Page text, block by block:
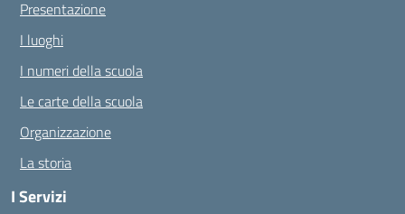
Presentazione
I luoghi
I numeri della scuola
Le carte della scuola
Organizzazione
La storia
I Servizi